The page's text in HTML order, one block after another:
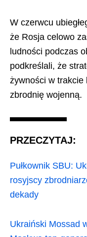
W czerwcu
że Rosja celowo
ludności podczas
podkreślali, że
żywności w trakcie
zbrodnię wojenną.
PRZECZYTAJ:
Pułkownik SBU:
rosyjscy
dekady
Ukraiński Mossad